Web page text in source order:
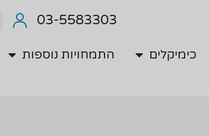
03-5583303
כימיקלים
התמחויות נוספות
התמחויות נוספות